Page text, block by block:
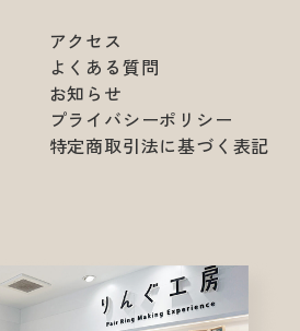
アクセス
よくある質問
お知らせ
プライバシーポリシー
特定商取引法に基づく表記